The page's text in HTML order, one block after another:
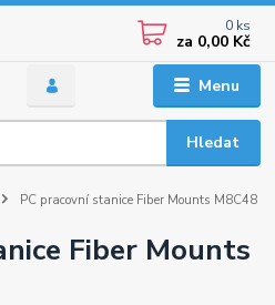
Menu
Hledat
0 ks
za 0,00 Kč
PC pracovní stanice Fiber Mounts M8C48
Fiber Mounts